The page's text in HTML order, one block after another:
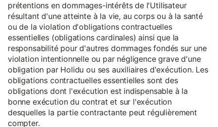
prétentions en dommages-intérêts de l'Utilisateur
résultant d'une atteinte à la vie, au corps ou à la santé
ou de la violation d'obligations contractuelles
essentielles (obligations cardinales) ainsi que la
responsabilité pour d'autres dommages fondés sur une
violation intentionnelle ou par négligence grave d'une
obligation par Holidu ou ses auxiliaires d'exécution. Les
obligations contractuelles essentielles sont des
obligations dont l'exécution est indispensable à la
bonne exécution du contrat et sur l'exécution
desquelles la partie contractante peut régulièrement
compter.